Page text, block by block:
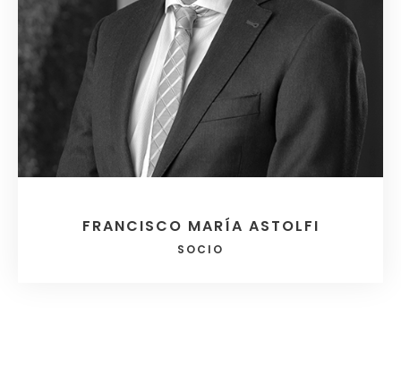
FRANCISCO MARÍA ASTOLFI
SOCIO